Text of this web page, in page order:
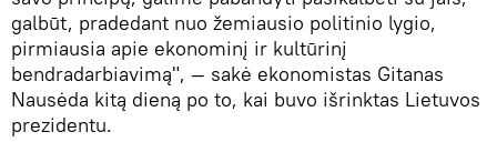
galbūt, pradedant nuo žemiausio politinio lygio,
pirmiausia apie ekonominį ir kultūrinį
bendradarbiavimą", — sakė ekonomistas Gitanas
Nausėda kitą dieną po to, kai buvo išrinktas Lietuvos
prezidentu.